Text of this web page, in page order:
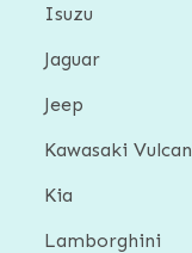
Isuzu
Jaguar
Jeep
Kawasaki Vulcan
Kia
Lamborghini